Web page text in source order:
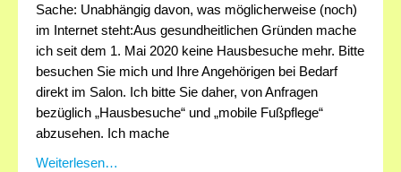
Kontakt
Sache: Unabhängig davon, was möglicherweise (noch)
im Internet steht:Aus gesundheitlichen Gründen mache
ich seit dem 1. Mai 2020 keine Hausbesuche mehr. Bitte
besuchen Sie mich und Ihre Angehörigen bei Bedarf
direkt im Salon. Ich bitte Sie daher, von Anfragen
bezüglich „Hausbesuche“ und „mobile Fußpflege“
abzusehen. Ich mache
Weiterlesen…